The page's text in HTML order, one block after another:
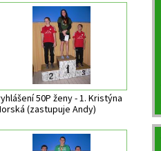
50P ženy - 1. Kristýna
(zastupuje Andy)